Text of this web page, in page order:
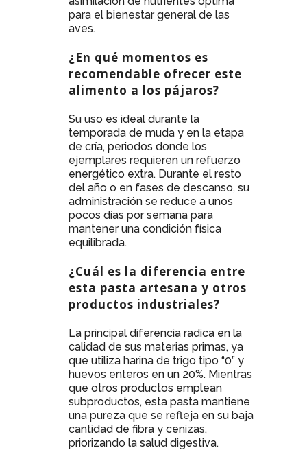
para el bienestar general de las
aves.
¿En qué momentos es
recomendable ofrecer este
alimento a los pájaros?
Su uso es ideal durante la
temporada de muda y en la etapa
de cría, periodos donde los
ejemplares requieren un refuerzo
energético extra. Durante el resto
del año o en fases de descanso, su
administración se reduce a unos
pocos días por semana para
mantener una condición física
equilibrada.
¿Cuál es la diferencia entre
esta pasta artesana y otros
productos industriales?
La principal diferencia radica en la
calidad de sus materias primas, ya
que utiliza harina de trigo tipo “0” y
huevos enteros en un 20%. Mientras
que otros productos emplean
subproductos, esta pasta mantiene
una pureza que se refleja en su baja
cantidad de fibra y cenizas,
priorizando la salud digestiva.